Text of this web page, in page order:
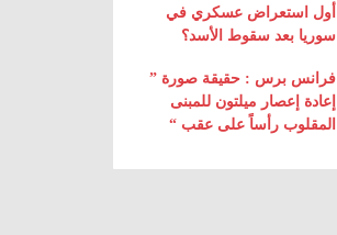
أول استعراض عسكري في
سوريا بعد سقوط الأسد؟
فرانس برس : حقيقة صورة ”
إعادة إعصار ميلتون للمبنى
المقلوب رأساً على عقب “